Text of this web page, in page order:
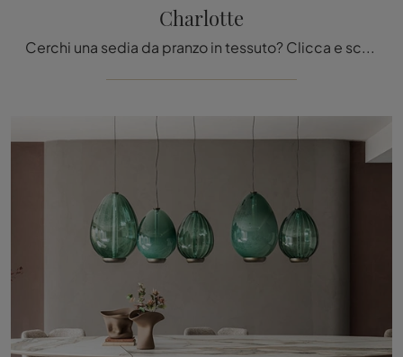
Charlotte
Cerchi una sedia da pranzo in tessuto? Clicca e scopri il modello Charlotte di Cattelan Italia per ultimare i tuoi interni al meglio.